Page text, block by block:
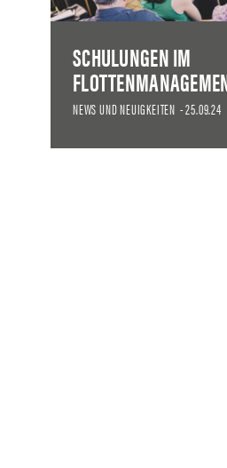
SCHULUNGEN IM
NEWS UND NEUIGKEITEN -25.09.24